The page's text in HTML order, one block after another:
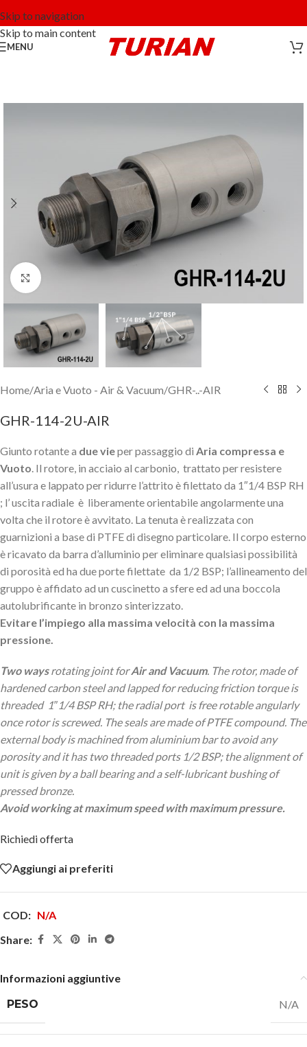
Skip to navigation
Skip to main content
MENU
Click to enlarge
Home/Aria e Vuoto - Air & Vacuum/GHR-..-AIR
GHR-114-2U-AIR
Giunto rotante a due vieper passaggio di Aria compressa e
Vuoto. Il rotore, in acciaio al carbonio, trattato per resistere
all’usura e lappato per ridurre l’attrito è filettato da 1″1/4 BSP RH
; l’ uscita radiale è liberamente orientabile angolarmente una
volta che il rotore è avvitato. La tenuta è realizzata con
guarnizioni a base di PTFE di disegno particolare. Il corpo esterno
è ricavato da barra d’alluminio per eliminare qualsiasi possibilità
di porosità ed ha due porte filettate da 1/2 BSP; l’allineamento del
gruppo è affidato ad un cuscinetto a sfere ed ad una boccola
autolubrificante in bronzo sinterizzato.
Evitare l’impiego alla massima velocità con la massima
pressione.
Two waysrotating joint forAir and Vacuum. The rotor, made of
hardened carbon steel and lapped for reducing friction torque is
threaded 1″1/4 BSP RH; the radial port is free rotable angularly
once rotor is screwed. The seals are made of PTFE compound. The
external body is machined from aluminium bar to avoid any
porosity and it has two threaded ports 1/2 BSP; the alignment of
unit is given by a ball bearing and a self-lubricant bushing of
pressed bronze.
Avoid working at maximum speed with maximum pressure.
Richiedi offerta
Aggiungi ai preferiti
COD: N/A
Share:
Informazioni aggiuntive
PESO
N/A